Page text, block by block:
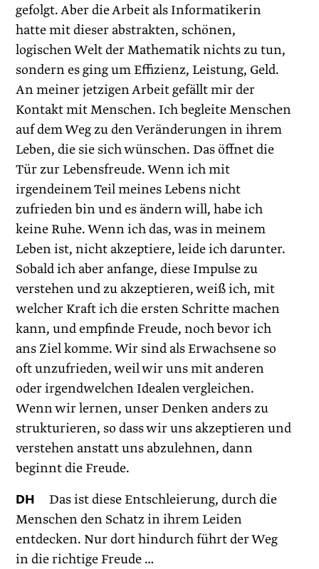
gefolgt. Aber die Arbeit als Informatikerin
hatte mit dieser abstrakten, schönen,
logischen Welt der Mathematik nichts zu tun,
sondern es ging um Effizienz, Leistung, Geld.
An meiner jetzigen Arbeit gefällt mir der
Kontakt mit Menschen. Ich begleite Menschen
auf dem Weg zu den Veränderungen in ihrem
Leben, die sie sich wünschen. Das öffnet die
Tür zur Lebensfreude. Wenn ich mit
irgendeinem Teil meines Lebens nicht
zufrieden bin und es ändern will, habe ich
keine Ruhe. Wenn ich das, was in meinem
Leben ist, nicht akzeptiere, leide ich darunter.
Sobald ich aber anfange, diese Impulse zu
verstehen und zu akzeptieren, weiß ich, mit
welcher Kraft ich die ersten Schritte machen
kann, und empfinde Freude, noch bevor ich
ans Ziel komme. Wir sind als Erwachsene so
oft unzufrieden, weil wir uns mit anderen
oder irgendwelchen Idealen vergleichen.
Wenn wir lernen, unser Denken anders zu
strukturieren, so dass wir uns akzeptieren und
verstehen anstatt uns abzulehnen, dann
beginnt die Freude.
DH Das ist diese Entschleierung, durch die
Menschen den Schatz in ihrem Leiden
entdecken. Nur dort hindurch führt der Weg
in die richtige Freude …